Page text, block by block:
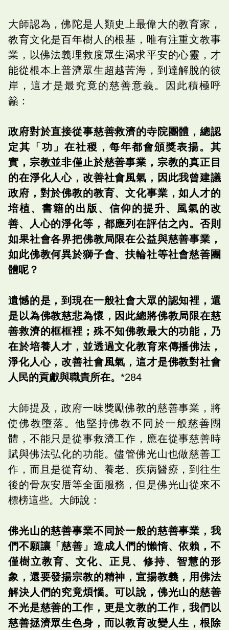
大師認為，佛陀是人類史上最偉大的教育家，
教育文化是百年樹人的根基，唯有注重文教事
業，以佛法義理救度眾生渴求平安的心靈，才
能從根本上普濟眾生超越苦海，到達解脫的彼
岸，這才是最究竟的慈善意義。因此積極呼
籲：
政府對於直接從事慈善救濟的寺院團體，總認
定其「功」在社稷，每年都會頒獎表揚。其
實，宗教並非僅止於慈善事業，宗教的真正目
的在淨化人心，改善社會風氣，因此我曾建議
政府，對於佛教的教育、文化事業，如人才的
培植、書籍的出版、信仰的提升、風氣的改
善、人心的淨化等，都應列在評估之內。否則
如果社會各界把佛教局限在公益與慈善事業，
如此佛教何異於獅子會、扶輪社等社會慈善團
體呢？
遺憾的是，到現在一般社會大眾的認知裡，還
是以為佛教慈悲為懷，因此總將佛教局限在慈
善救濟的框框裡；殊不知佛教最大的功能，乃
在於培養人才，並透過文化教育來傳播佛法，
淨化人心，改善社會風氣，這才是佛教對社會
人民的貢獻與職責所在。 *284
大師提及，政府一味獎勵佛教的慈善事業，將
使佛教墮落。他堅持佛教不同於一般慈善團
體，不能只是從事救濟工作，應在從事慈善時
賦與佛法弘化的功能。儘管佛光山也做慈善工
作，而且是從育幼、養老、疾病醫療，到往生
後的骨灰安厝等全面服務，但是佛光山從來不
標榜這些。大師說：
佛光山的慈善事業不同於一般的慈善事業，我
們不願讓「慈善」造成人們的懶惰、依賴，不
僅樹立教育、文化、正見、修持、智慧的形
象，還要發揚宗教的精神，宣揚教義，用佛法
解決人們的究竟煩惱。可以說，佛光山的慈善
不光是慈善的工作，更是文教的工作，我們以
慈善拯濟眾生色身，而以教育改變人生，根除